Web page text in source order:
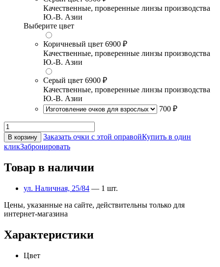
Качественные, проверенные линзы производства
Ю.-В. Азии
Выберите цвет
Коричневый цвет 6900 ₽
Качественные, проверенные линзы производства
Ю.-В. Азии
Серый цвет 6900 ₽
Качественные, проверенные линзы производства
Ю.-В. Азии
700 ₽
В корзину Заказать очки с этой оправойКупить в один
кликЗабронировать
Товар в наличии
ул. Наличная, 25/84 — 1 шт.
Цены, указанные на сайте, действительны только для
интернет-магазина
Характеристики
Цвет